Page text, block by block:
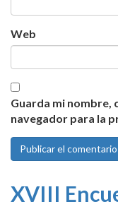
Web
Guarda mi nombre,
navegador para la
XVIII